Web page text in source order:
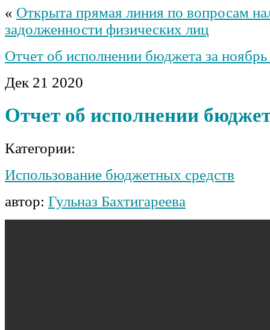
« Открыта прямая линия по вопросам
задолженности физических лиц
Отчет об исполнении бюджета за
Дек 21 2020
Отчет об исполнении
Категории:
Использование бюджетных средств
автор: Гульназ Бахтигареева